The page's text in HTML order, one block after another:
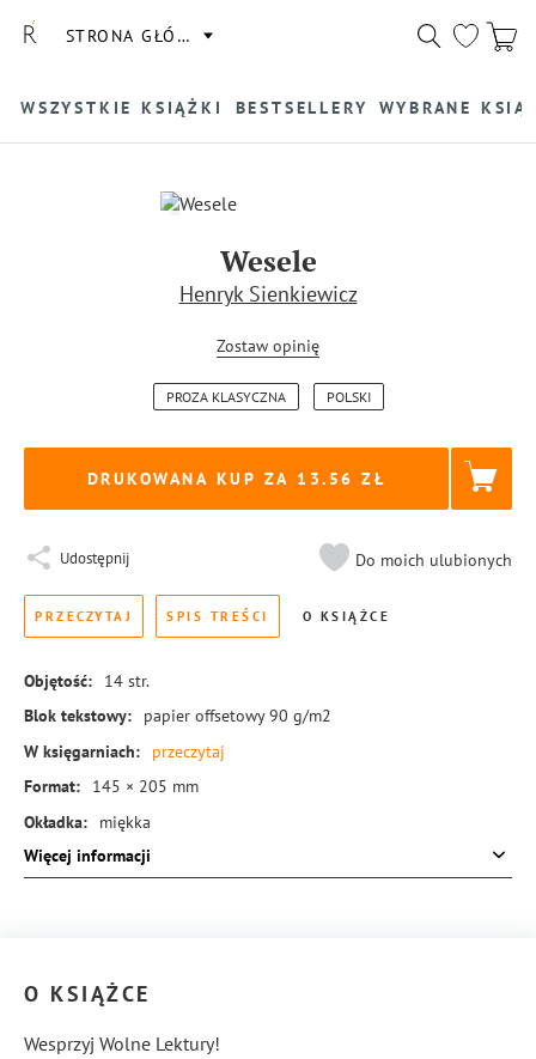
STRONA GŁÓWNA
WSZYSTKIE KSIĄŻKI BESTSELLERY WYBRANE
Wesele
Henryk Sienkiewicz
Zostaw opinię
PROZA KLASYCZNA POLSKI
DRUKOWANA KUP ZA 13.56
Udostępnij Do moich ulubionych
PRZECZYTAJ SPIS TREŚCI O KSIĄŻCE
Objętość: 14 str.
Blok tekstowy:
papier offsetowy 90 g/m2
W księgarniach:
przeczytaj
Format:
145 × 205 mm
Okładka:
miękka
Rodzaj oprawy: zeszytowa
Więcej informacji
O KSIĄŻCE
Wesprzyj Wolne Lektury!